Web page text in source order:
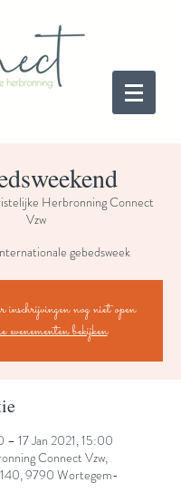
Herbronning Connect
Vzw
gebedsweek
inschrijvingen nog niet open
bekijken
– 17 Jan 2021, 15:00
Connect Vzw,
9790 Wortegem-